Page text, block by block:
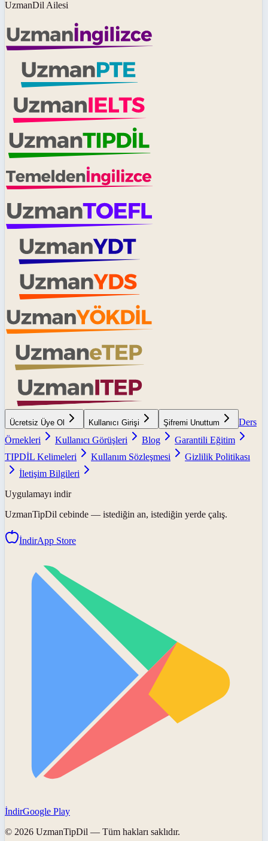
UzmanDil Ailesi
Ücretsiz Üye Ol Kullanıcı Girişi Şifremi Unuttum
Ders
Örnekleri
Kullanıcı Görüşleri Blog
Garantili Eğitim
TIPDİL Kelimeleri
Kullanım Sözleşmesi
Gizlilik Politikası
İletişim Bilgileri
Uygulamayı indir
UzmanTipDil cebinde — istediğin an, istediğin yerde çalış.
İndirApp Store
İndirGoogle Play
© 2026 UzmanTipDil — Tüm hakları saklıdır.